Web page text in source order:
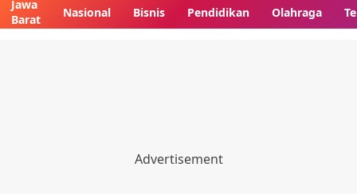
Jawa
Barat
Nasional Bisnis Pendidikan Olahraga